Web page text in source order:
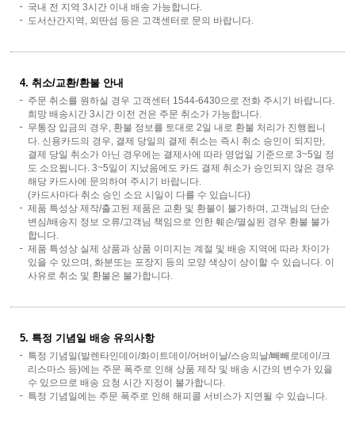
국내 전 지역 3시간 이내 배송 가능합니다.
도서산간지역, 외딴섬 등은 고객센터로 문의 바랍니다.
4. 취소/교환/환불 안내
주문 취소를 원하실 경우 고객센터 1544-6430으로 전화 주시기 바랍니다.
희망 배송시간 3시간 이전 건은 주문 취소가 가능합니다.
무통장 입금의 경우, 환불 정보를 토대로 2일 내로 환불 처리가 진행됩니
다. 신용카드의 경우, 결제 당일의 결제 취소는 즉시 취소 승인이 되지만,
결제 당일 취소가 아닌 경우에는 결제사에 따라 영업일 기준으로 3~5일 정
도 소요됩니다. 3~5일이 지났음에도 카드 결제 취소가 승인되지 않은 경우
해당 카드사에 문의하여 주시기 바랍니다.
(카드사마다 취소 승인 소요 시일이 다를 수 있습니다)
제품 특성상 제작/출고된 제품은 교환 및 환불이 불가하며, 고객님의 단순
변심/배송지 정보 오류/고객님 책임으로 인한 훼손/멸실된 경우 환불 불가
합니다.
제품 특성상 실제 상품과 상품 이미지는 계절 및 배송 지역에 따라 차이가
있을 수 있으며, 화분또는 포장지 등의 모양 색상이 상이할 수 있습니다. 이
사유로 취소 및 환불은 불가합니다.
5. 특정 기념일 배송 유의사항
특정 기념일(발렌타인데이/화이트데이/어버이날/스승의날/빼빼로데이/크
리스마스 등)에는 주문 폭주로 인해 상품 제작 및 배송 시간의 변수가 있을
수 있으므로 배송 요청 시간 지정이 불가합니다.
특정 기념일에는 주문 폭주로 인해 해피콜 서비스가 지연될 수 있습니다.